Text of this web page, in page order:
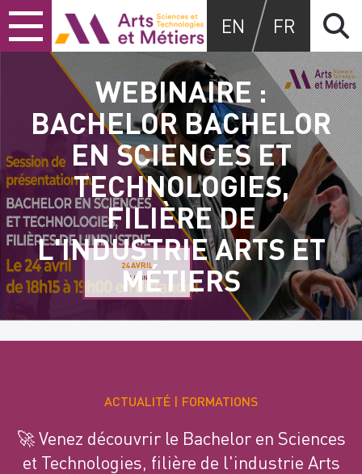
Skip
to
content
Skip
to
main
menu
Skip
to
search
Arts et métiers
EN FR
WEBINAIRE :
BACHELOR BACHELOR
EN SCIENCES ET
TECHNOLOGIES,
FILIÈRE DE
L'INDUSTRIE ARTS ET
MÉTIERS
24 AVRIL
EN LIGNE
ACTUALITÉ FORMATIONS
🚀 Venez découvrir le Bachelor en Sciences
et Technologies, filière de l'industrie Arts